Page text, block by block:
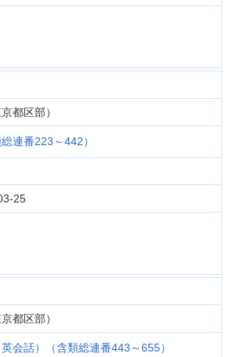
都区部）
連番223～442）
25
都区部）
会話）（含類総連番443～655）